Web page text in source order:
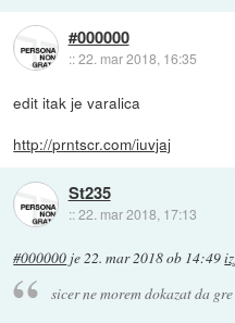
#000000
::22. mar 2018, 16:35
edit itak je varalica
http://prntscr.com/iuvjaj
St235
::22. mar 2018, 17:13
#000000 je22. mar 2018 ob 14:49
sicer ne morem dokazat da